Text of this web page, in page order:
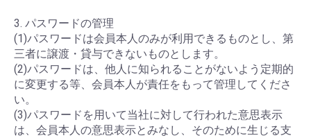
3. パスワードの管理
(1)パスワードは会員本人のみが利用できるものとし、第
三者に譲渡・貸与できないものとします。
(2)パスワードは、他人に知られることがないよう定期的
に変更する等、会員本人が責任をもって管理してくださ
い。
(3)パスワードを用いて当社に対して行われた意思表示
は、会員本人の意思表示とみなし、そのために生じる支